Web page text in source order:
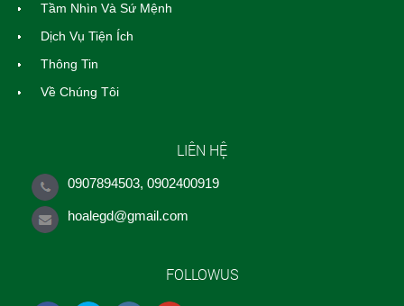
Tầm Nhìn Và Sứ Mệnh
Dịch Vụ Tiện Ích
Thông Tin
Về Chúng Tôi
LIÊN HỆ
0907894503, 0902400919
hoalegd@gmail.com
FOLLOWUS